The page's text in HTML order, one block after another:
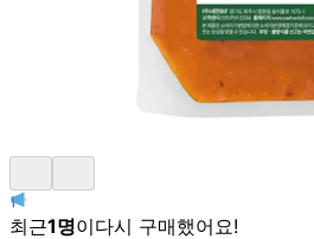
최근1명이다시 구매했어요!